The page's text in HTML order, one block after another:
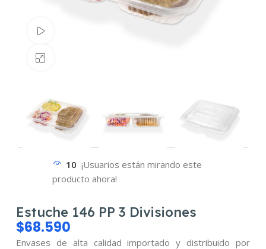
6 ¡Usuarios están mirando este
producto ahora!
Estuche 146 PP 3 Divisiones
$68.590
Envases de alta calidad importado y distribuido por